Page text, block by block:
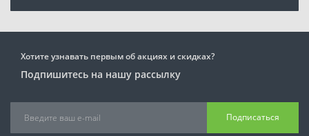
Хотите узнавать первым об акциях и скидках?
Подпишитесь на нашу рассылку
Подписаться